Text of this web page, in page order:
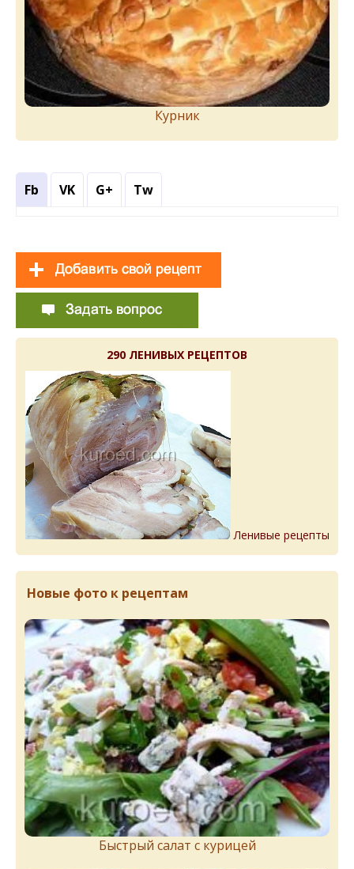
Курник
Fb VK G+ Tw
290 ЛЕНИВЫХ РЕЦЕПТОВ
Ленивые рецепты
Новые фото к рецептам
Быстрый салат с курицей